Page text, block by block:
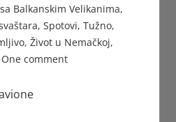
Balkanskim Velikanima,
, Spotovi, Tužno,
, Život u Nemačkoj,
One comment